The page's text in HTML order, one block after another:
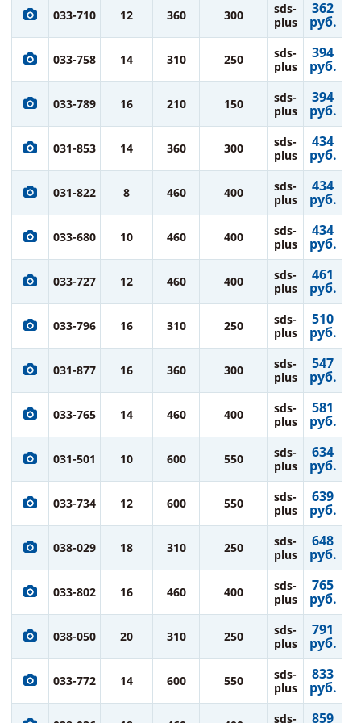
033-710 12 360 300
sds-
plus
362
руб.
033-758 14 310 250
sds-
plus
394
руб.
033-789 16 210 150
sds-
plus
394
руб.
031-853 14 360 300
sds-
plus
434
руб.
031-822 8 460 400
sds-
plus
434
руб.
033-680 10 460 400
sds-
plus
434
руб.
033-727 12 460 400
sds-
plus
461
руб.
033-796 16 310 250
sds-
plus
510
руб.
031-877 16 360 300
sds-
plus
547
руб.
033-765 14 460 400
sds-
plus
581
руб.
031-501 10 600 550
sds-
plus
634
руб.
033-734 12 600 550
sds-
plus
639
руб.
038-029 18 310 250
sds-
plus
648
руб.
033-802 16 460 400
sds-
plus
765
руб.
038-050 20 310 250
sds-
plus
791
руб.
033-772 14 600 550
sds-
plus
833
руб.
sds- 859